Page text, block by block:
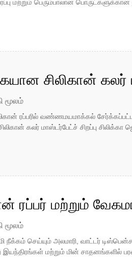
மற்றும் பெரும்பாலான
சிலிகான் கலர்
மூலம்
ரப்பரில் வண்ணமயமாக்கல்
கலர் மாஸ்டர்பேட்ச் சிறப்பு
ரப்பர் மற்றும்
மூலம்
நீக்கம் செய்யும் அலமாரி, வாட்டர்
மற்றும் மின் சாதனங்களில்